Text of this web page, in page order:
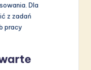
Dla
z zadań
pracy